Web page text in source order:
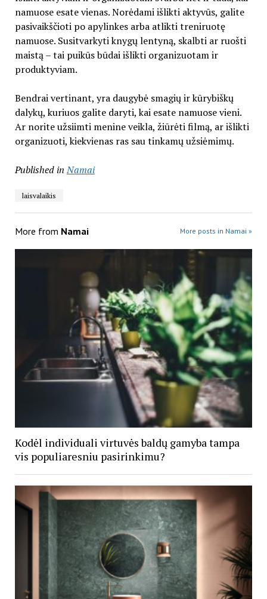
namuose esate vienas. Norėdami išlikti aktyvūs, galite
pasivaikščioti po apylinkes arba atlikti treniruotę
namuose. Susitvarkyti knygų lentyną, skalbti ar ruošti
maistą – tai puikūs būdai išlikti organizuotam ir
produktyviam.
Bendrai vertinant, yra daugybė smagių ir kūrybiškų
dalykų, kuriuos galite daryti, kai esate namuose vieni.
Ar norite užsiimti menine veikla, žiūrėti filmą, ar išlikti
organizuoti, kiekvienas ras sau tinkamų užsiėmimų.
Published in Namai
laisvalaikis
More from Namai More posts in Namai »
Kodėl individuali virtuvės baldų gamyba tampa
vis populiaresniu pasirinkimu?